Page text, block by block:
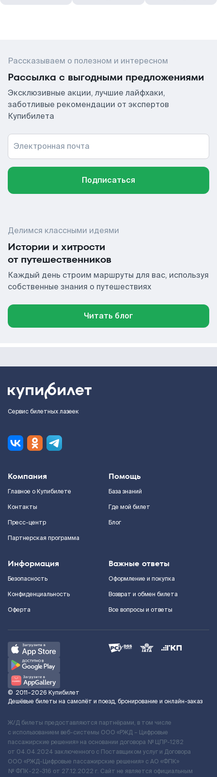
Рассказываем о полезном и интересном
Рассылка с выгодными предложениями
Эксклюзивные акции, лучшие лайфхаки,
заботливые рекомендации от экспертов
Купибилета
Электронная почта
Подписаться
Делимся классными идеями
Истории и хитрости
от путешественников
Каждый день строим маршруты для вас, используя
собственные знания о путешествиях
Читать блог
Сервис билетных лазеек
Компания
Главное о Купибилете
Контакты
Пресс-центр
Партнерская программа
Помощь
База знаний
Где мой билет
Блог
Информация
Безопасность
Конфиденциальность
Оферта
Важные ответы
Оформление и покупка
Возврат и обмен билета
Все вопросы и ответы
© 2011–2026 Купибилет
Дешёвые билеты на самолёт и поезд, бронирование и онлайн-заказ
Ж/Д билеты предоставляются партнёрами, в том числе
с использованием веб-системы ООО «РЖД – Цифровые
пассажирские решения» на основании договора № ЦПР-1282
от 04.04.2024 заключенного с Поставщиком услуг и Договора
ООО «РЖД-Цифровые пассажирские решения» c АО «ФПК»
№ ФПК-22-316 от 27.12.2022 г. Сайт не является официальным